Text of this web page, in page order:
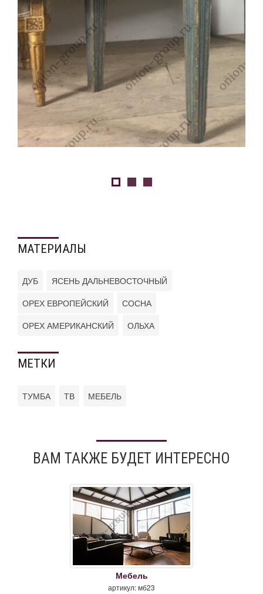
МАТЕРИАЛЫ
ДУБ
ЯСЕНЬ ДАЛЬНЕВОСТОЧНЫЙ
ОРЕХ ЕВРОПЕЙСКИЙ
СОСНА
ОРЕХ АМЕРИКАНСКИЙ
ОЛЬХА
МЕТКИ
ТУМБА ТВ МЕБЕЛЬ
ВАМ ТАКЖЕ БУДЕТ ИНТЕРЕСНО
Мебель
артикул: мб23